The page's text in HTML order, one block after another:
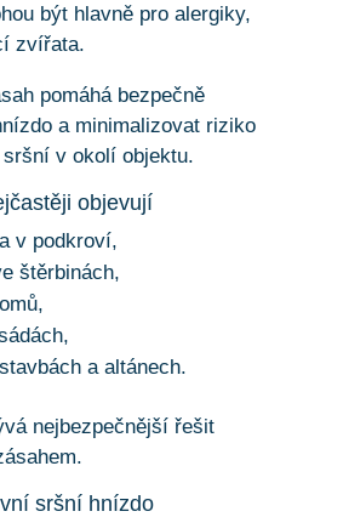
být hlavně pro alergiky,
zvířata.
pomáhá bezpečně
a minimalizovat riziko
v okolí objektu.
objevují
v podkroví,
štěrbinách,
a altánech.
nejbezpečnější řešit
sršní hnízdo